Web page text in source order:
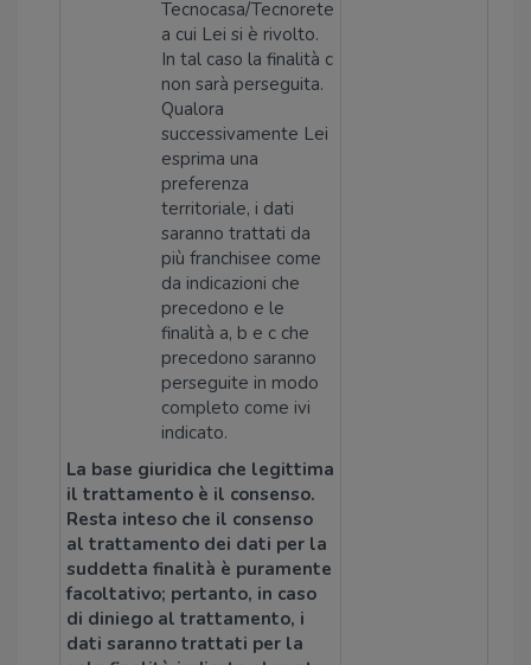
Tecnocasa/Tecnorete
a cui Lei si è rivolto.
In tal caso la finalità c
non sarà perseguita.
Qualora
successivamente Lei
esprima una
preferenza
territoriale, i dati
saranno trattati da
più franchisee come
da indicazioni che
precedono e le
finalità a, b e c che
precedono saranno
perseguite in modo
completo come ivi
indicato.
La base giuridica che legittima
il trattamento è il consenso.
Resta inteso che il consenso
al trattamento dei dati per la
suddetta finalità è puramente
facoltativo; pertanto, in caso
di diniego al trattamento, i
dati saranno trattati per la